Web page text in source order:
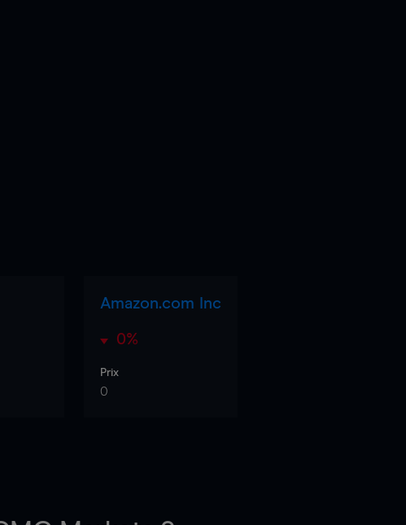
Amazon.com Inc
0%
Prix
0